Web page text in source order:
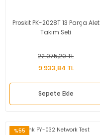
Proskit PK-2028T 13 Parça Alet
Takım Seti
22.075,20 TL
9.933,84 TL
Sepete Ekle
%55